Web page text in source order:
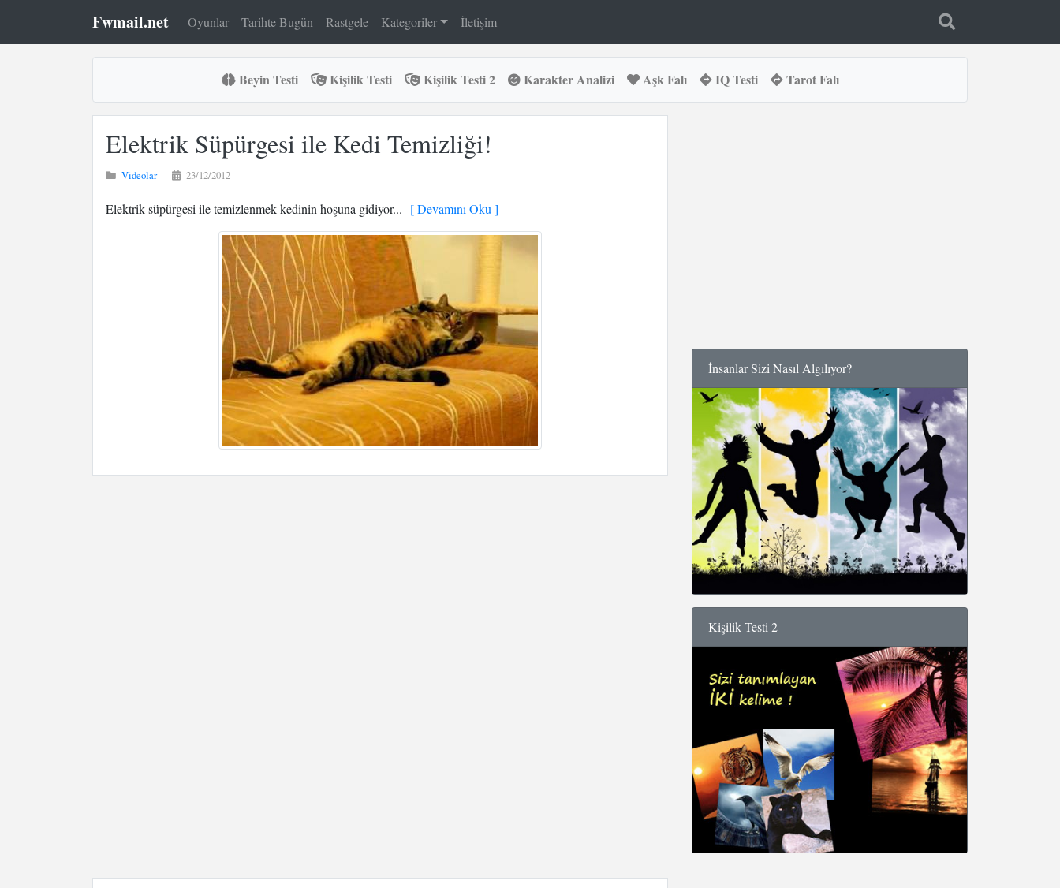
Fwmail.net Oyunlar Tarihte Bugün Rastgele Kategoriler İletişim
Beyin Testi Kişilik Testi Kişilik Testi 2 Karakter Analizi Aşk Falı IQ Testi Tarot Falı
Elektrik Süpürgesi ile Kedi Temizliği!
Videolar 23/12/2012
Elektrik süpürgesi ile temizlenmek kedinin hoşuna gidiyor... [ Devamını Oku ]
İnsanlar Sizi Nasıl Algılıyor?
Kişilik Testi 2